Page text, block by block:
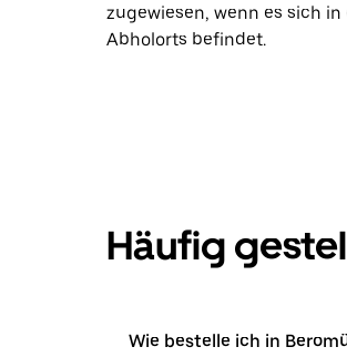
zugewiesen, wenn es sich
Abholorts befindet.
Häufig
Wie bestelle ich in